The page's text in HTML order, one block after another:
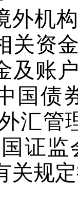
外机
关资
及账
国债
汇管
证监
关规